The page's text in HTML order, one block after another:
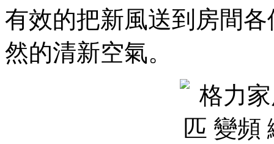
有效的把新風送到房間各
然的清新空氣。